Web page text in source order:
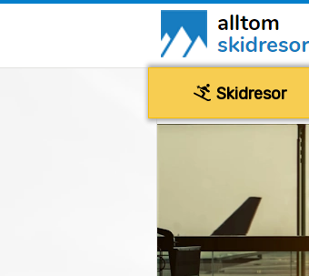
Skidresor